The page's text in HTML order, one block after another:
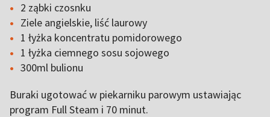
2 ząbki czosnku
Ziele angielskie, liść laurowy
1 łyżka koncentratu pomidorowego
1 łyżka ciemnego sosu sojowego
300ml bulionu
Buraki ugotować w piekarniku parowym ustawiając
program Full Steam i 70 minut.